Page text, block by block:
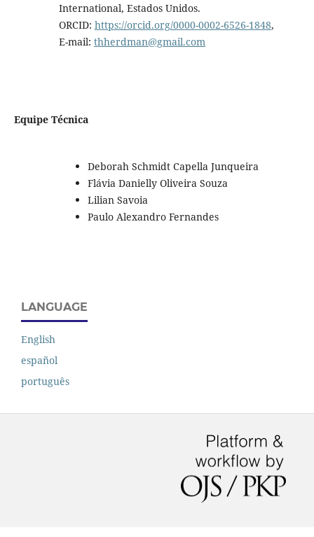
International, Estados Unidos.
ORCID: https://orcid.org/0000-0002-6526-1848,
E-mail: thherdman@gmail.com
Equipe Técnica
Deborah Schmidt Capella Junqueira
Flávia Danielly Oliveira Souza
Lilian Savoia
Paulo Alexandro Fernandes
LANGUAGE
English
español
português